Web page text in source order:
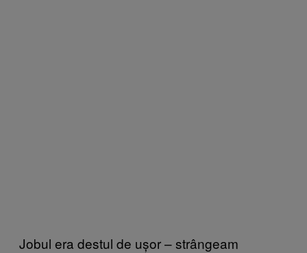
Jobul era destul de ușor – strângeam